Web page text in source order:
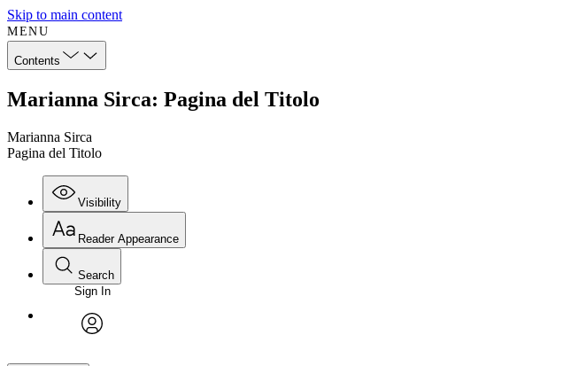
Skip to main content
MENU
Contents
Marianna Sirca: Pagina del Titolo
Marianna Sirca
Pagina del Titolo
Visibility
Reader Appearance
Search
Sign In